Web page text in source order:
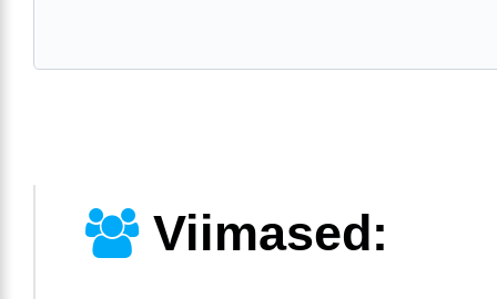
Viimased: